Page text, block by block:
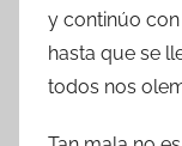
y continúo
hasta que se
todos nos